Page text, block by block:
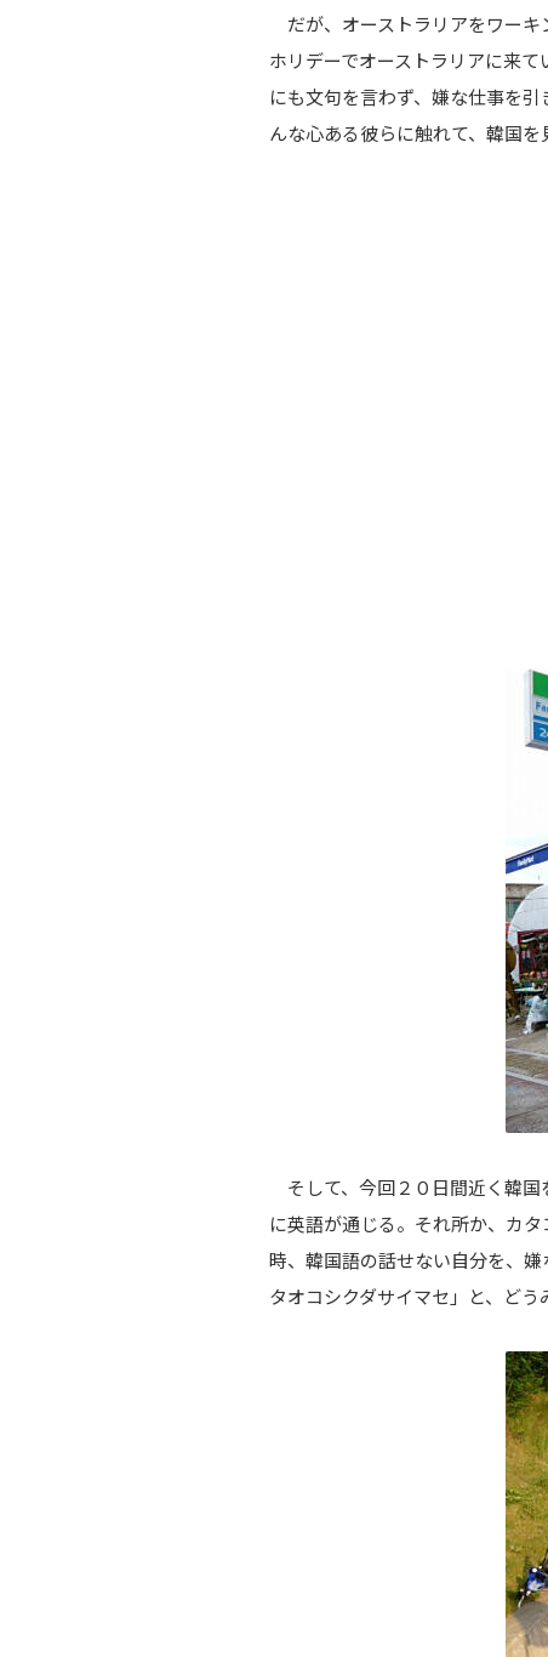
だが、オーストラリアをワーキ
ホリデーでオーストラリアに来
にも文句を言わず、嫌な仕事を
んな心ある彼らに触れて、韓国を
そして、今回２０日間近く韓国
に英語が通じる。それ所か、カ
時、韓国語の話せない自分を、
タオコシクダサイマセ」と、どう